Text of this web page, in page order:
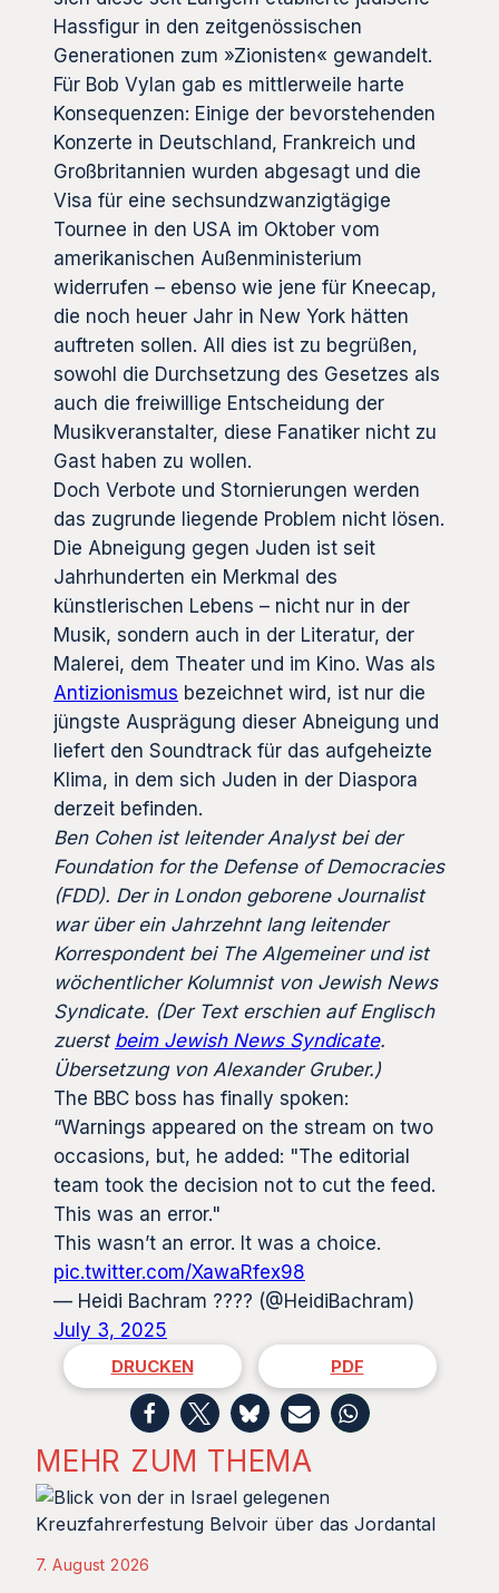
Hassfigur in den zeitgenössischen
Generationen zum »Zionisten« gewandelt.
Für Bob Vylan gab es mittlerweile harte
Konsequenzen: Einige der bevorstehenden
Konzerte in Deutschland, Frankreich und
Großbritannien wurden abgesagt und die
Visa für eine sechsundzwanzigtägige
Tournee in den USA im Oktober vom
amerikanischen Außenministerium
widerrufen – ebenso wie jene für Kneecap,
die noch heuer Jahr in New York hätten
auftreten sollen. All dies ist zu begrüßen,
sowohl die Durchsetzung des Gesetzes als
auch die freiwillige Entscheidung der
Musikveranstalter, diese Fanatiker nicht zu
Gast haben zu wollen.
Doch Verbote und Stornierungen werden
das zugrunde liegende Problem nicht lösen.
Die Abneigung gegen Juden ist seit
Jahrhunderten ein Merkmal des
künstlerischen Lebens – nicht nur in der
Musik, sondern auch in der Literatur, der
Malerei, dem Theater und im Kino. Was als
Antizionismus bezeichnet wird, ist nur die
jüngste Ausprägung dieser Abneigung und
liefert den Soundtrack für das aufgeheizte
Klima, in dem sich Juden in der Diaspora
derzeit befinden.
Ben Cohen ist leitender Analyst bei der
Foundation for the Defense of Democracies
(FDD). Der in London geborene Journalist
war über ein Jahrzehnt lang leitender
Korrespondent bei The Algemeiner und ist
wöchentlicher Kolumnist von Jewish News
Syndicate. (Der Text erschien auf Englisch
zuerst beim Jewish News Syndicate.
Übersetzung von Alexander Gruber.)
The BBC boss has finally spoken:
“Warnings appeared on the stream on two
occasions, but, he added: "The editorial
team took the decision not to cut the feed.
This was an error."
This wasn’t an error. It was a choice.
pic.twitter.com/XawaRfex98
— Heidi Bachram ????️ (@HeidiBachram)
July 3, 2025
DRUCKEN PDF
MEHR ZUM THEMA
7. August 2026